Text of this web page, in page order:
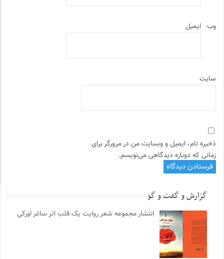
ایمیل وب‌
سایت
ذخیره نام، ایمیل و وبسایت من در مرورگر برای
زمانی که دوباره دیدگاهی می‌نویسم.
گزارش و گفت و گو
انتشار مجموعه شعر روایت یک قلب اثر ساغر اورکی